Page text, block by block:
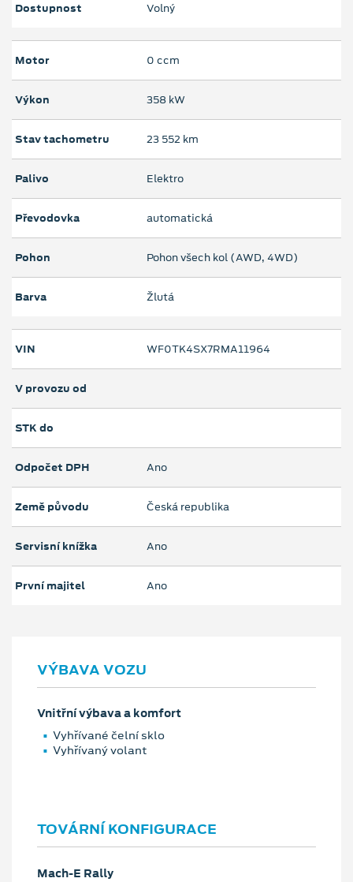
Dostupnost Volný
Motor 0 ccm
Výkon 358 kW
Stav tachometru 23 552 km
Palivo Elektro
Převodovka automatická
Pohon Pohon všech kol (AWD, 4WD)
Barva Žlutá
VIN WF0TK4SX7RMA11964
V provozu od
STK do
Odpočet DPH Ano
Země původu Česká republika
Servisní knížka Ano
První majitel Ano
VÝBAVA VOZU
Vnitřní výbava a komfort
Vyhřívané čelní sklo
Vyhřívaný volant
TOVÁRNÍ KONFIGURACE
Mach-E Rally